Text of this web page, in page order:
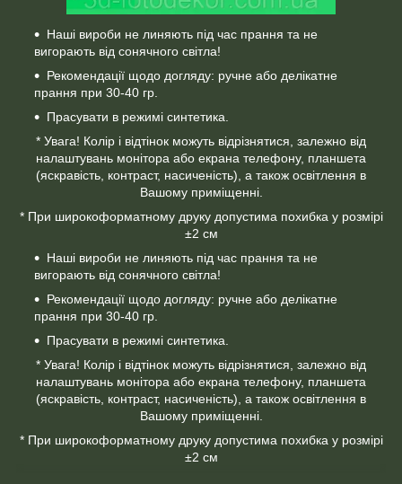
Наші вироби не линяють під час прання та не
вигорають від сонячного світла!
Рекомендації щодо догляду: ручне або делікатне
прання при 30-40 гр.
Прасувати в режимі синтетика.
* Увага! Колір і відтінок можуть відрізнятися, залежно від
налаштувань монітора або екрана телефону, планшета
(яскравість, контраст, насиченість), а також освітлення в
Вашому приміщенні.
* При широкоформатному друку допустима похибка у розмірі
±2 см
Наші вироби не линяють під час прання та не
вигорають від сонячного світла!
Рекомендації щодо догляду: ручне або делікатне
прання при 30-40 гр.
Прасувати в режимі синтетика.
* Увага! Колір і відтінок можуть відрізнятися, залежно від
налаштувань монітора або екрана телефону, планшета
(яскравість, контраст, насиченість), а також освітлення в
Вашому приміщенні.
* При широкоформатному друку допустима похибка у розмірі
±2 см